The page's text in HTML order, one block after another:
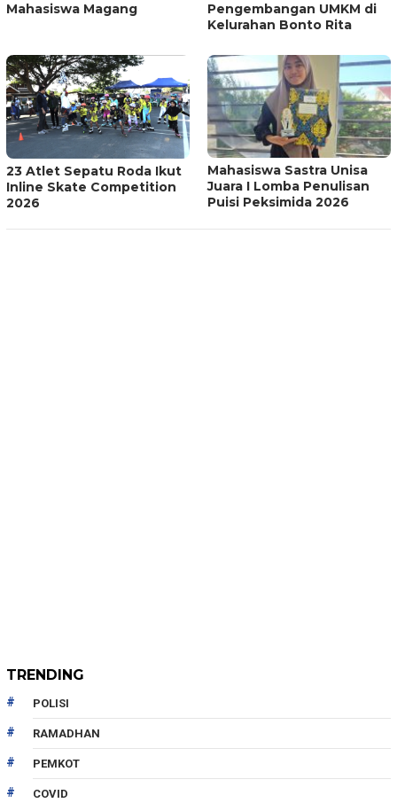
Mahasiswa Magang
Pengembangan UMKM di
Kelurahan Bonto Rita
23 Atlet Sepatu Roda Ikut
Inline Skate Competition
2026
Mahasiswa Sastra Unisa
Juara I Lomba Penulisan
Puisi Peksimida 2026
TRENDING
POLISI
RAMADHAN
PEMKOT
COVID